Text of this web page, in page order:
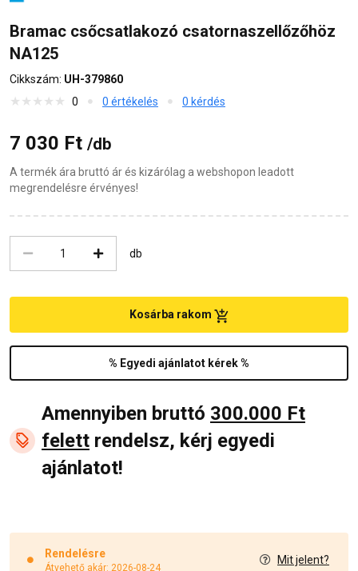
Bramac csőcsatlakozó csatornaszellőzőhöz
NA125
Cikkszám: UH-379860
0
0 értékelés 0 kérdés
7 030 Ft /db
A termék ára bruttó ár és kizárólag a webshopon leadott
megrendelésre érvényes!
db
% Egyedi ajánlatot kérek %
Kosárba rakom
Amennyiben bruttó 300.000 Ft
felett rendelsz, kérj egyedi
ajánlatot!
Rendelésre
Átvehető akár: 2026-08-24
Mit jelent?